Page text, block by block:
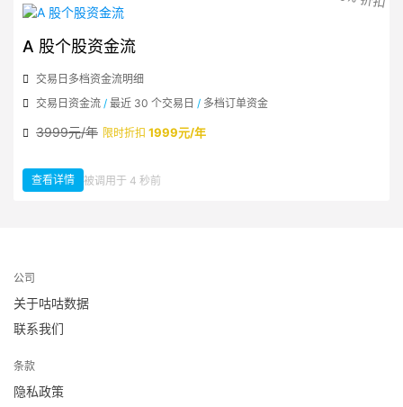
A 股个股资金流
交易日多档资金流明细
交易日资金流 / 最近 30 个交易日 / 多档订单资金
3999元/年 限时折扣 1999元/年
查看详情：A 股个股资金流
被调用于 4 秒前
公司
关于咕咕数据
联系我们
条款
隐私政策